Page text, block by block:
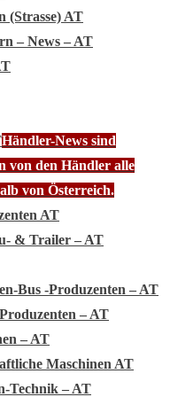
(Strasse) AT
– News – AT
Händler-News sind
von den Händler alle
von Österreich.
AT
& Trailer – AT
Bus -Produzenten – AT
– AT
– AT
Maschinen AT
Technik – AT